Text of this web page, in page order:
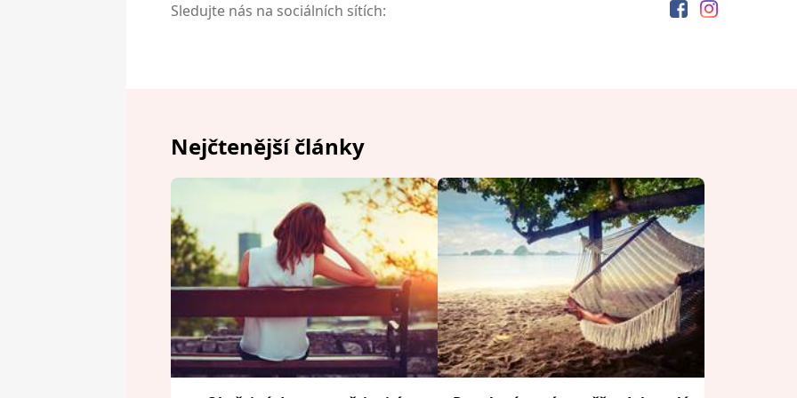
Sledujte nás na sociálních sítích:
Nejčtenější články